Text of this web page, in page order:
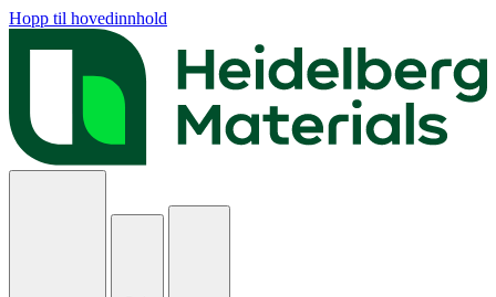
Hopp til hovedinnhold